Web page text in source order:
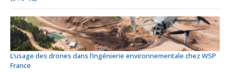
L’usage des drones dans l’ingénierie environnementale chez WSP
France